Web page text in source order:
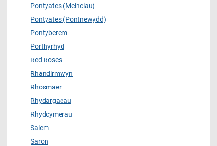
Pontyates (Meinciau)
Pontyates (Pontnewydd)
Pontyberem
Porthyrhyd
Red Roses
Rhandirmwyn
Rhosmaen
Rhydargaeau
Rhydcymerau
Salem
Saron